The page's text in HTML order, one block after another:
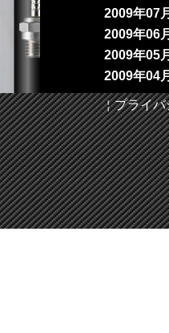
2009年07
2009年06
2009年05
2009年04
￤プライ